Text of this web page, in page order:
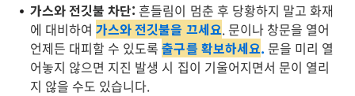
가스와 전깃불 차단: 흔들림이 멈춘 후 당황하지 말고 화재
에 대비하여가스와 전깃불을 끄세요. 문이나 창문을 열어
언제든 대피할 수 있도록출구를 확보하세요. 문을 미리 열
어놓지 않으면 지진 발생 시 집이 기울어지면서 문이 열리
지 않을 수도 있습니다.